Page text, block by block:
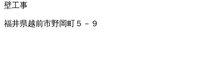
壁工事
福井県越前市野岡町５－９